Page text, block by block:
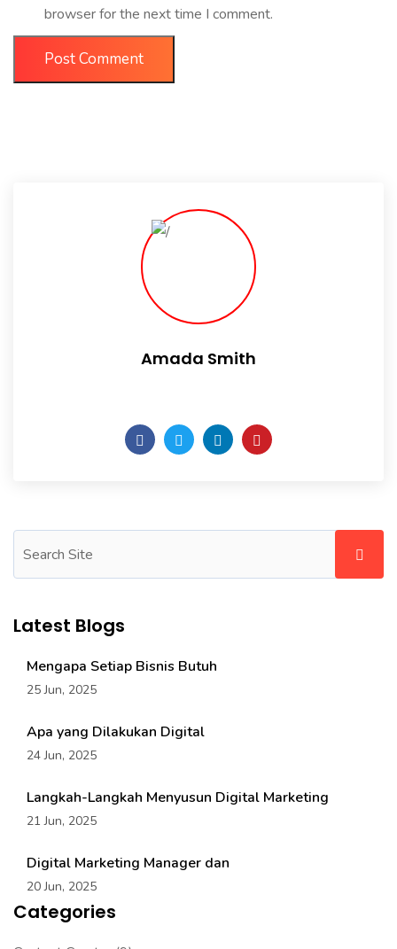
browser for the next time I comment.
Amada Smith
Latest Blogs
Mengapa Setiap Bisnis Butuh
25 Jun, 2025
Apa yang Dilakukan Digital
24 Jun, 2025
Langkah-Langkah Menyusun Digital Marketing
21 Jun, 2025
Digital Marketing Manager dan
20 Jun, 2025
Categories